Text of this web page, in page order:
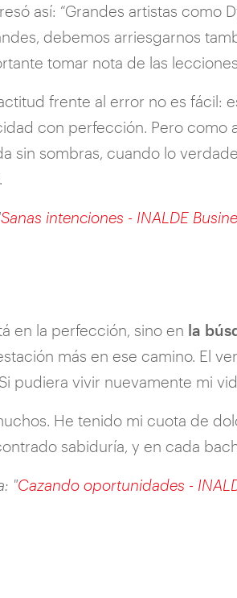
así: “Grandes artistas como
debemos arriesgarnos
tomar nota de las
frente al error no es fácil:
con perfección. Pero como
sin sombras, cuando lo
Sanas intenciones - INALDE
en la perfección, sino en la
más en ese camino. El
pudiera vivir nuevamente mi
He tenido mi cuota de
sabiduría, y en cada
"Cazando oportunidades -